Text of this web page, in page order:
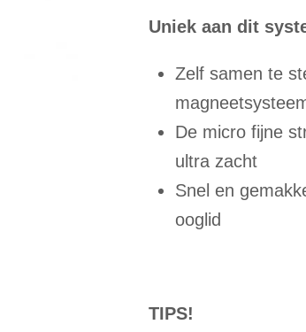
Uniek aan dit
Zelf samen te
De micro fijne
ultra zacht
Snel en
ooglid
TIPS!